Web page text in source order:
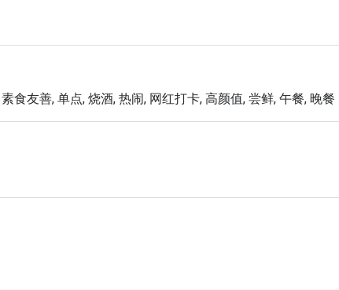
食友善, 单点, 烧酒, 热闹, 网红打卡, 高颜值, 尝鲜, 午餐, 晚餐